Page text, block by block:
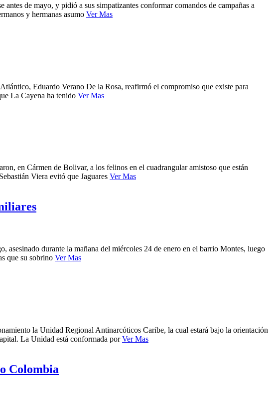
de mayo, y pidió a sus simpatizantes conformar comandos de campañas a
y hermanas asumo Ver Mas
Eduardo Verano De la Rosa, reafirmó el compromiso que existe para
La Cayena ha tenido Ver Mas
en Cármen de Bolivar, a los felinos en el cuadrangular amistoso que están
Viera evitó que Jaguares Ver Mas
durante la mañana del miércoles 24 de enero en el barrio Montes, luego
que su sobrino Ver Mas
la Unidad Regional Antinarcóticos Caribe, la cual estará bajo la orientación
La Unidad está conformada porVer Mas
Colombia